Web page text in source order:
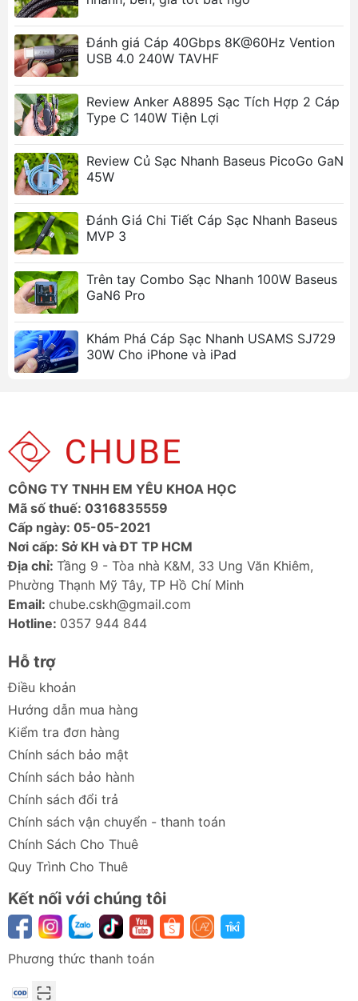
LED báo hiệu, chất liệu hợp kim cao cấp tăng
độ bền.
Chất liệu và độ bền: Dây cáp bọc vải dù siêu
bền, chống chịu tác động bên ngoài, đầu cáp
và tiếp điểm thiết kế lại tăng độ bền và tương
thích.
Ảnh sản phẩm
Đánh giá Cáp 40Gbps 8K@60Hz Vention
USB 4.0 240W TAVHF
Review Anker A8895 Sạc Tích Hợp 2 Cáp
Type C 140W Tiện Lợi
Review Củ Sạc Nhanh Baseus PicoGo GaN
45W
Đánh Giá Chi Tiết Cáp Sạc Nhanh Baseus
MVP 3
Trên tay Combo Sạc Nhanh 100W Baseus
GaN6 Pro
Khám Phá Cáp Sạc Nhanh USAMS SJ729
30W Cho iPhone và iPad
CÔNG TY TNHH EM YÊU KHOA HỌC
Mã số thuế: 0316835559
Cấp ngày: 05-05-2021
Nơi cấp: Sở KH và ĐT TP HCM
Địa chỉ: Tầng 9 - Tòa nhà K&M, 33 Ung Văn Khiêm,
Phường Thạnh Mỹ Tây, TP Hồ Chí Minh
Email: chube.cskh@gmail.com
Hotline: 0357 944 844
Hỗ trợ
Điều khoản
Hướng dẫn mua hàng
Kiểm tra đơn hàng
Chính sách bảo mật
Chính sách bảo hành
Chính sách đổi trả
Chính sách vận chuyển - thanh toán
Chính Sách Cho Thuê
Quy Trình Cho Thuê
Kết nối với chúng tôi
Phương thức thanh toán